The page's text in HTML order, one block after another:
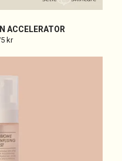
ACCELERATOR
kr